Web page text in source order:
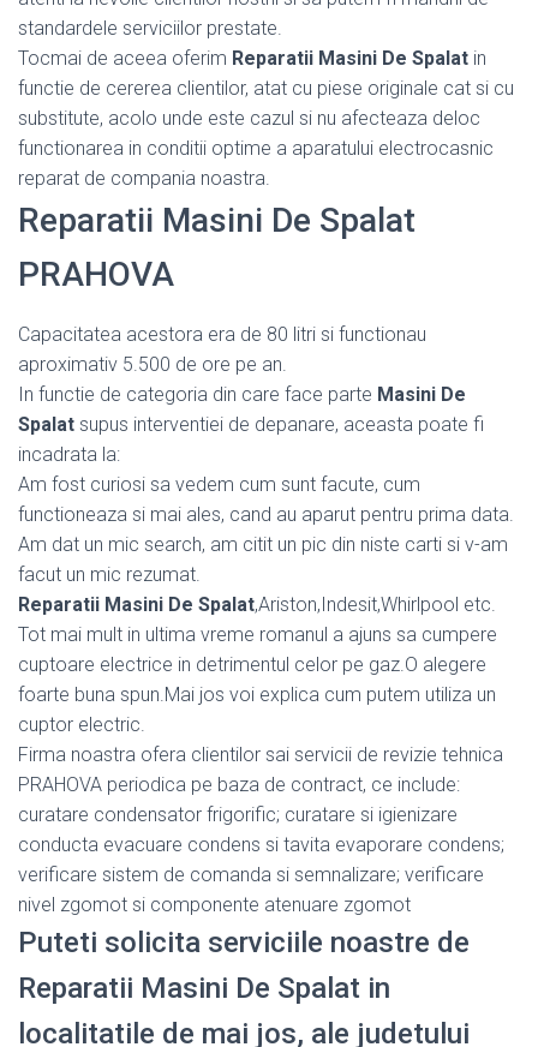
standardele serviciilor prestate.
Tocmai de aceea oferim Reparatii Masini De Spalat in
functie de cererea clientilor, atat cu piese originale cat si cu
substitute, acolo unde este cazul si nu afecteaza deloc
functionarea in conditii optime a aparatului electrocasnic
reparat de compania noastra.
Reparatii Masini De Spalat
PRAHOVA
Capacitatea acestora era de 80 litri si functionau
aproximativ 5.500 de ore pe an.
In functie de categoria din care face parte Masini De
Spalat supus interventiei de depanare, aceasta poate fi
incadrata la:
Am fost curiosi sa vedem cum sunt facute, cum
functioneaza si mai ales, cand au aparut pentru prima data.
Am dat un mic search, am citit un pic din niste carti si v-am
facut un mic rezumat.
Reparatii Masini De Spalat,Ariston,Indesit,Whirlpool etc.
Tot mai mult in ultima vreme romanul a ajuns sa cumpere
cuptoare electrice in detrimentul celor pe gaz.O alegere
foarte buna spun.Mai jos voi explica cum putem utiliza un
cuptor electric.
Firma noastra ofera clientilor sai servicii de revizie tehnica
PRAHOVA periodica pe baza de contract, ce include:
curatare condensator frigorific; curatare si igienizare
conducta evacuare condens si tavita evaporare condens;
verificare sistem de comanda si semnalizare; verificare
nivel zgomot si componente atenuare zgomot
Puteti solicita serviciile noastre de
Reparatii Masini De Spalat in
localitatile de mai jos, ale judetului